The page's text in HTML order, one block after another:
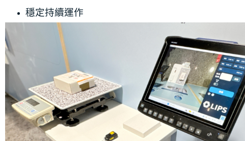
穩定持續運作